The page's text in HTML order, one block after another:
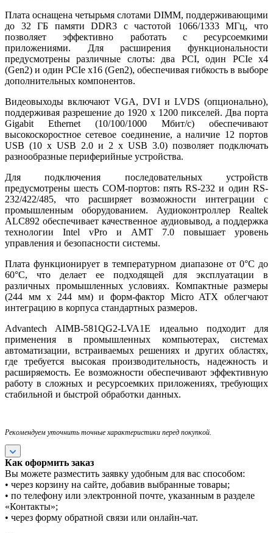
Плата оснащена четырьмя слотами DIMM, поддерживающими
до 32 ГБ памяти DDR3 с частотой 1066/1333 МГц, что
позволяет эффективно работать с ресурсоемкими
приложениями. Для расширения функциональности
предусмотрены различные слоты: два PCI, один PCIe x4
(Gen2) и один PCIe x16 (Gen2), обеспечивая гибкость в выборе
дополнительных компонентов.
Видеовыходы включают VGA, DVI и LVDS (опционально),
поддерживая разрешение до 1920 x 1200 пикселей. Два порта
Gigabit Ethernet (10/100/1000 Мбит/с) обеспечивают
высокоскоростное сетевое соединение, а наличие 12 портов
USB (10 x USB 2.0 и 2 x USB 3.0) позволяет подключать
разнообразные периферийные устройства.
Для подключения последовательных устройств
предусмотрены шесть COM-портов: пять RS-232 и один RS-
232/422/485, что расширяет возможности интеграции с
промышленным оборудованием. Аудиоконтроллер Realtek
ALC892 обеспечивает качественное аудиовывод, а поддержка
технологии Intel vPro и AMT 7.0 повышает уровень
управления и безопасности системы.
Плата функционирует в температурном диапазоне от 0°C до
60°C, что делает ее подходящей для эксплуатации в
различных промышленных условиях. Компактные размеры
(244 мм x 244 мм) и форм-фактор Micro ATX облегчают
интеграцию в корпуса стандартных размеров.
Advantech AIMB-581QG2-LVA1E идеально подходит для
применения в промышленных компьютерах, системах
автоматизации, встраиваемых решениях и других областях,
где требуется высокая производительность, надежность и
расширяемость. Ее возможности обеспечивают эффективную
работу в сложных и ресурсоемких приложениях, требующих
стабильной и быстрой обработки данных.
Рекомендуем уточнить точные характеристики перед покупкой.
Как оформить заказ
Вы можете разместить заявку удобным для вас способом:
• через корзину на сайте, добавив выбранные товары;
• по телефону или электронной почте, указанным в разделе
«Контакты»;
• через форму обратной связи или онлайн-чат.